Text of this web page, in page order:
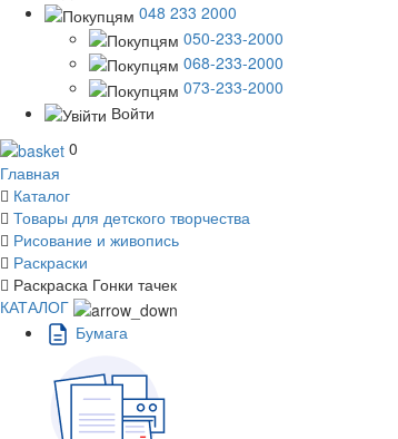
048 233 2000
050-233-2000
068-233-2000
073-233-2000
Войти
0
Главная
Каталог
Товары для детского творчества
Рисование и живопись
Раскраски
Раскраска Гонки тачек
КАТАЛОГ
Бумага